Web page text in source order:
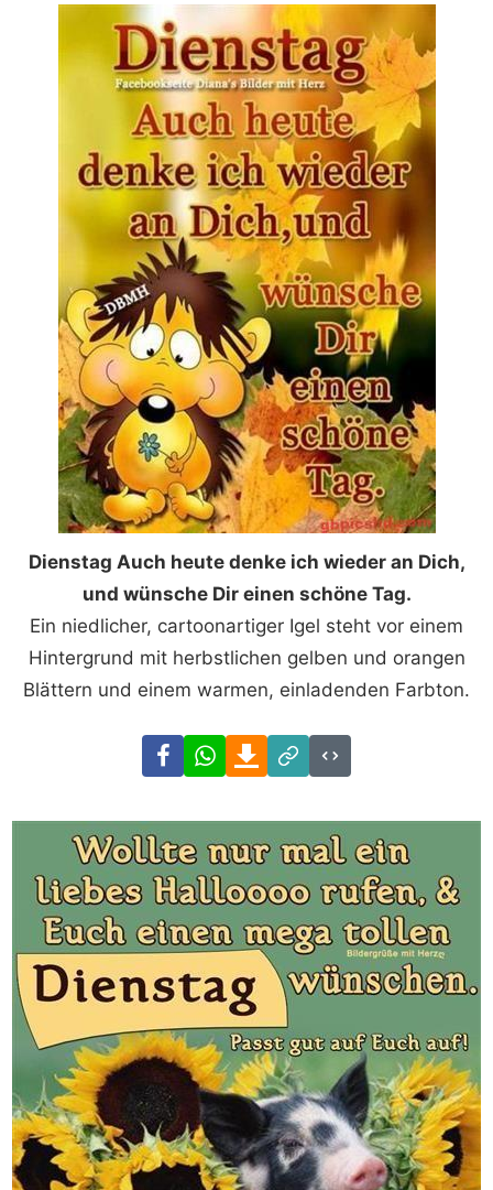
Dienstag Auch heute denke ich wieder an Dich,
und wünsche Dir einen schöne Tag.
Ein niedlicher, cartoonartiger Igel steht vor einem
Hintergrund mit herbstlichen gelben und orangen
Blättern und einem warmen, einladenden Farbton.
FacebookWhatsAppDownload
Link
Code